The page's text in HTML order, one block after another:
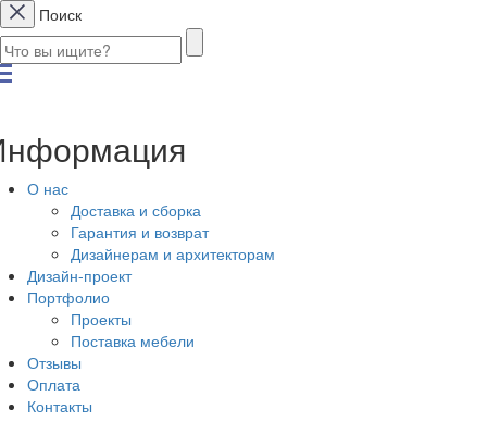
Поиск
О нас
Доставка и сборка
Гарантия и возврат
Дизайнерам и архитекторам
Дизайн-проект
Портфолио
Проекты
Поставка мебели
Отзывы
Оплата
Контакты